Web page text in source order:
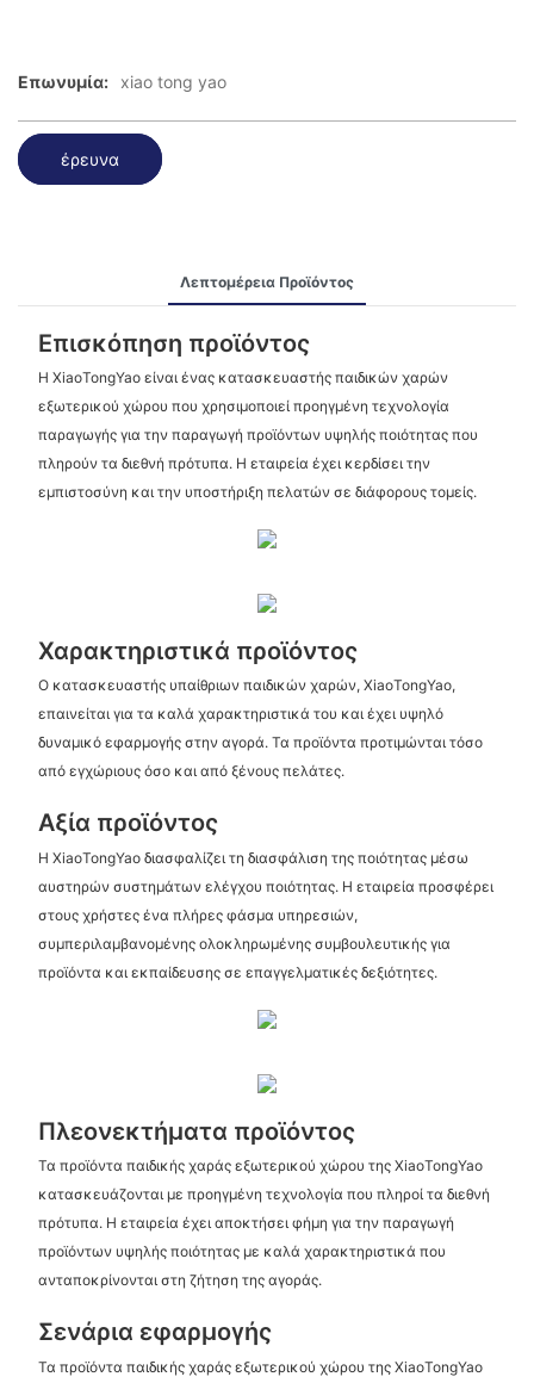
Επωνυμία: xiao tong yao
έρευνα
Λεπτομέρεια Προϊόντος
Επισκόπηση προϊόντος
Η XiaoTongYao είναι ένας κατασκευαστής παιδικών χαρών
εξωτερικού χώρου που χρησιμοποιεί προηγμένη τεχνολογία
παραγωγής για την παραγωγή προϊόντων υψηλής ποιότητας που
πληρούν τα διεθνή πρότυπα. Η εταιρεία έχει κερδίσει την
εμπιστοσύνη και την υποστήριξη πελατών σε διάφορους τομείς.
Χαρακτηριστικά προϊόντος
Ο κατασκευαστής υπαίθριων παιδικών χαρών, XiaoTongYao,
επαινείται για τα καλά χαρακτηριστικά του και έχει υψηλό
δυναμικό εφαρμογής στην αγορά. Τα προϊόντα προτιμώνται τόσο
από εγχώριους όσο και από ξένους πελάτες.
Αξία προϊόντος
Η XiaoTongYao διασφαλίζει τη διασφάλιση της ποιότητας μέσω
αυστηρών συστημάτων ελέγχου ποιότητας. Η εταιρεία προσφέρει
στους χρήστες ένα πλήρες φάσμα υπηρεσιών,
συμπεριλαμβανομένης ολοκληρωμένης συμβουλευτικής για
προϊόντα και εκπαίδευσης σε επαγγελματικές δεξιότητες.
Πλεονεκτήματα προϊόντος
Τα προϊόντα παιδικής χαράς εξωτερικού χώρου της XiaoTongYao
κατασκευάζονται με προηγμένη τεχνολογία που πληροί τα διεθνή
πρότυπα. Η εταιρεία έχει αποκτήσει φήμη για την παραγωγή
προϊόντων υψηλής ποιότητας με καλά χαρακτηριστικά που
ανταποκρίνονται στη ζήτηση της αγοράς.
Σενάρια εφαρμογής
Τα προϊόντα παιδικής χαράς εξωτερικού χώρου της XiaoTongYao